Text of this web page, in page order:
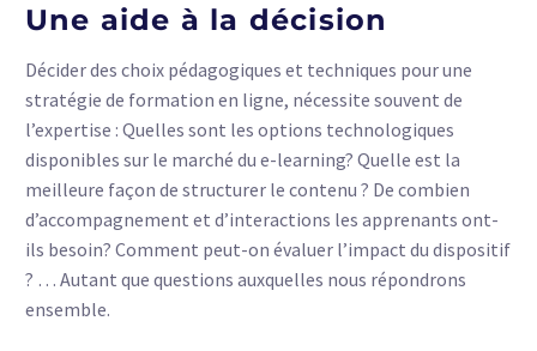
Une aide à la décision
Décider des choix pédagogiques et techniques pour une
stratégie de formation en ligne, nécessite souvent de
l’expertise : Quelles sont les options technologiques
disponibles sur le marché du e-learning? Quelle est la
meilleure façon de structurer le contenu ? De combien
d’accompagnement et d’interactions les apprenants ont-
ils besoin? Comment peut-on évaluer l’impact du dispositif
? … Autant que questions auxquelles nous répondrons
ensemble.